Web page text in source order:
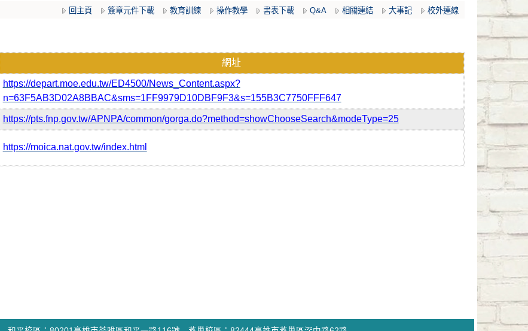
回主頁 簽章元件下載 教育訓練 操作教學 書表下載 Q&A 相關連結 大事記 校外連線
網址
https://depart.moe.edu.tw/ED4500/News_Content.aspx?
n=63F5AB3D02A8BBAC&sms=1FF9979D10DBF9F3&s=155B3C7750FFF647
https://pts.fnp.gov.tw/APNPA/common/gorga.do?method=showChooseSearch&modeType=25
https://moica.nat.gov.tw/index.html